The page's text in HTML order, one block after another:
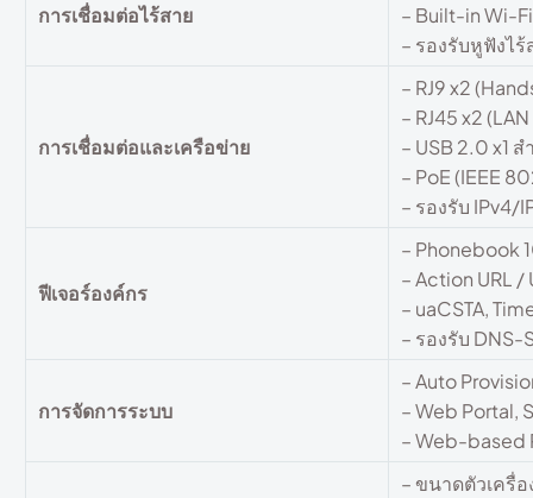
การเชื่อมต่อไร้สาย
– Built-in Wi-
– รองรับหูฟังไร้
การเชื่อมต่อและเครือข่าย
– RJ9 x2
– RJ45 x2
– USB 2.0 x1
– PoE (IEEE
– รองรับ IPv4/
ฟีเจอร์องค์กร
– Phonebook
– Action URL /
– uaCSTA,
– รองรับ DNS-
การจัดการระบบ
– Auto
– Web Portal,
– Web-based
– ขนาดตัวเครื่